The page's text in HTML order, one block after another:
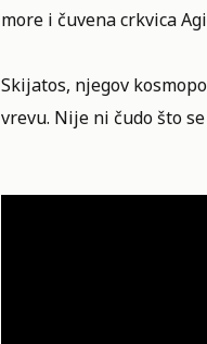
more i čuvena crkvica
Skijatos, njegov
vrevu. Nije ni čudo što